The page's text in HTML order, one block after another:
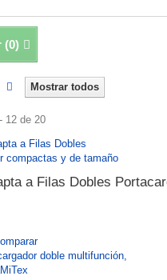
(0)
Mostrar todos
12 de 20
a Filas Dobles